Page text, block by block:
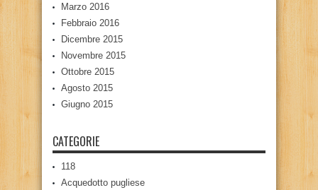
Marzo 2016
Febbraio 2016
Dicembre 2015
Novembre 2015
Ottobre 2015
Agosto 2015
Giugno 2015
CATEGORIE
118
Acquedotto pugliese